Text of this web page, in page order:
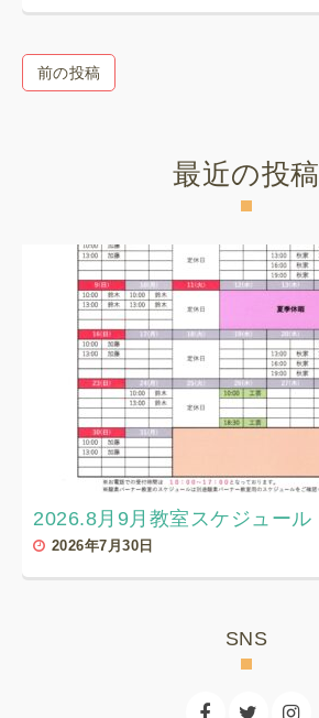
前の投稿
最近の投稿
2026.8月9月教室スケジュール
2026年7月30日
SNS